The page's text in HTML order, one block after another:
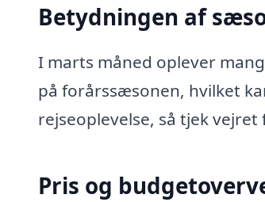
Betydningen af
I marts måned oplever
på forårssæsonen, hvilket
rejseoplevelse, så tjek
Pris og